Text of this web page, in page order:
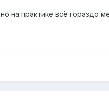
на практике всё